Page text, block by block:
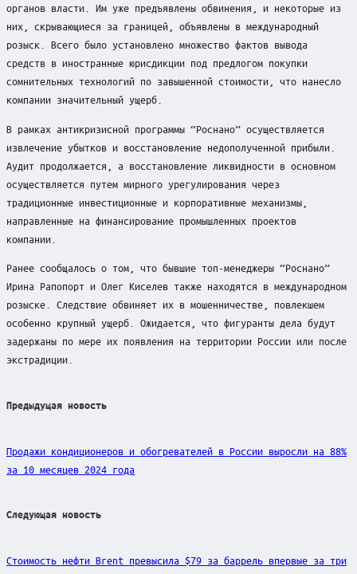
органов власти. Им уже предъявлены обвинения, и некоторые из
них, скрывающиеся за границей, объявлены в международный
розыск. Всего было установлено множество фактов вывода
средств в иностранные юрисдикции под предлогом покупки
сомнительных технологий по завышенной стоимости, что нанесло
компании значительный ущерб.
В рамках антикризисной программы “Роснано” осуществляется
извлечение убытков и восстановление недополученной прибыли.
Аудит продолжается, а восстановление ликвидности в основном
осуществляется путем мирного урегулирования через
традиционные инвестиционные и корпоративные механизмы,
направленные на финансирование промышленных проектов
компании.
Ранее сообщалось о том, что бывшие топ-менеджеры “Роснано”
Ирина Рапопорт и Олег Киселев также находятся в международном
розыске. Следствие обвиняет их в мошенничестве, повлекшем
особенно крупный ущерб. Ожидается, что фигуранты дела будут
задержаны по мере их появления на территории России или после
экстрадиции.
Post
Предыдущая новость
Продажи кондиционеров и обогревателей в России выросли на 88%
за 10 месяцев 2024 года
Следующая новость
Стоимость нефти Brent превысила $79 за баррель впервые за три